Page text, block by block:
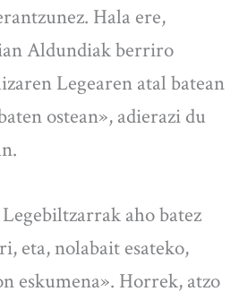
Hala ere,
Aldundiak berriro
Legearen atal batean
ostean», adierazi du
aho batez
eta, nolabait esateko,
eskumena». Horrek, atzo